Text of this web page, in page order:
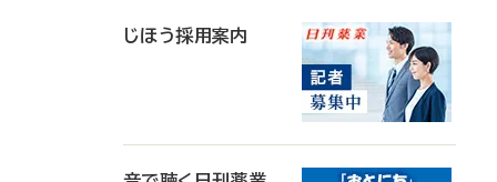
じほう採用案内